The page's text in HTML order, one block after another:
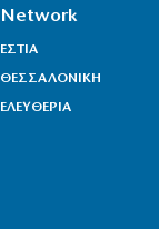
Network
ΕΣΤΙΑ
ΘΕΣΣΑΛΟΝΙΚΗ
ΕΛΕΥΘΕΡΙΑ